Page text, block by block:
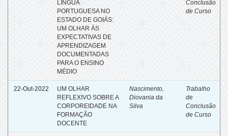
LÍNGUA
PORTUGUESA NO
ESTADO DE GOIÁS:
UM OLHAR ÀS
EXPECTATIVAS DE
APRENDIZAGEM
DOCUMENTADAS
PARA O ENSINO
MÉDIO
Conclusão
de Curso
22-Out-2022
UM OLHAR
REFLEXIVO SOBRE A
CORPOREIDADE NA
FORMAÇÃO
DOCENTE
Nascimento,
Diovania da
Silva
Trabalho
de
Conclusão
de Curso